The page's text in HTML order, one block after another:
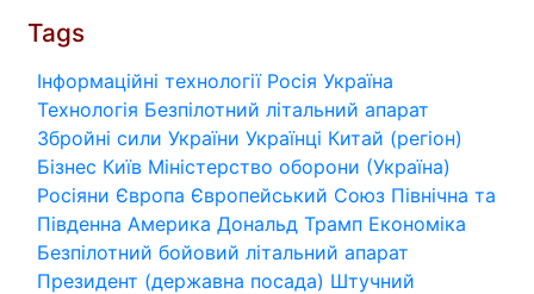
Tags
Інформаційні технології Росія Україна
Технологія Безпілотний літальний апарат
Збройні сили України Українці Китай (регіон)
Бізнес Київ Міністерство оборони (Україна)
Росіяни Європа Європейський Союз Північна та
Південна Америка Дональд Трамп Економіка
Безпілотний бойовий літальний апарат
Президент (державна посада) Штучний